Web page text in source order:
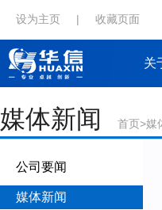
设为主页 | 收藏页面
关
媒体新闻 首页>媒
公司要闻
媒体新闻